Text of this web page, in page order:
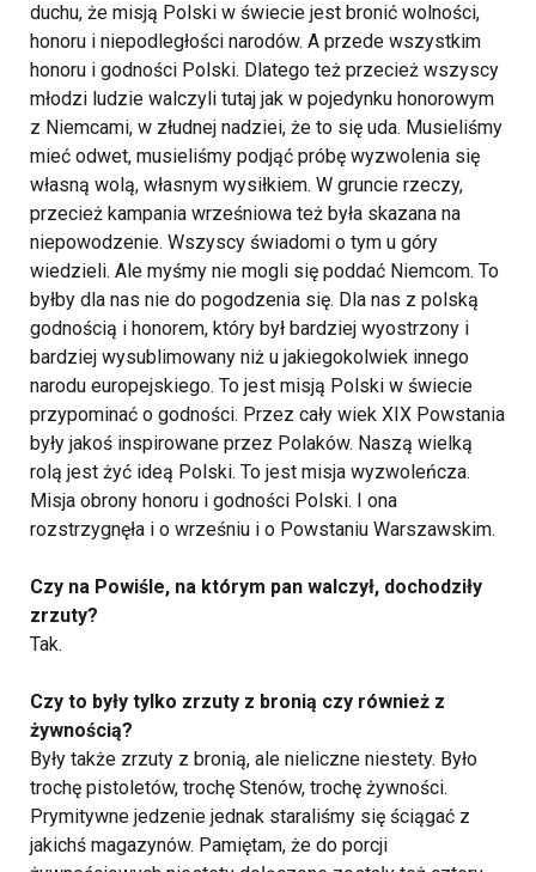
duchu, że misją Polski w świecie jest bronić wolności,
honoru i niepodległości narodów. A przede wszystkim
honoru i godności Polski. Dlatego też przecież wszyscy
młodzi ludzie walczyli tutaj jak w pojedynku honorowym
z Niemcami, w złudnej nadziei, że to się uda. Musieliśmy
mieć odwet, musieliśmy podjąć próbę wyzwolenia się
własną wolą, własnym wysiłkiem. W gruncie rzeczy,
przecież kampania wrześniowa też była skazana na
niepowodzenie. Wszyscy świadomi o tym u góry
wiedzieli. Ale myśmy nie mogli się poddać Niemcom. To
byłby dla nas nie do pogodzenia się. Dla nas z polską
godnością i honorem, który był bardziej wyostrzony i
bardziej wysublimowany niż u jakiegokolwiek innego
narodu europejskiego. To jest misją Polski w świecie
przypominać o godności. Przez cały wiek XIX Powstania
były jakoś inspirowane przez Polaków. Naszą wielką
rolą jest żyć ideą Polski. To jest misja wyzwoleńcza.
Misja obrony honoru i godności Polski. I ona
rozstrzygnęła i o wrześniu i o Powstaniu Warszawskim.
Czy na Powiśle, na którym pan walczył, dochodziły
zrzuty?
Tak.
Czy to były tylko zrzuty z bronią czy również z
żywnością?
Były także zrzuty z bronią, ale nieliczne niestety. Było
trochę pistoletów, trochę Stenów, trochę żywności.
Prymitywne jedzenie jednak staraliśmy się ściągać z
jakichś magazynów. Pamiętam, że do porcji